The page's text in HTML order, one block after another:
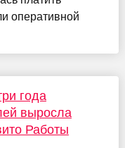
оперативной
года
выросла
Работы